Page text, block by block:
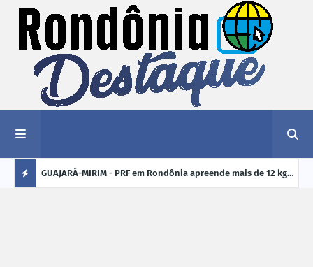
kg de GUAJARÁ-MIRIM - PRF em Rondônia apreende mais de 12 kg